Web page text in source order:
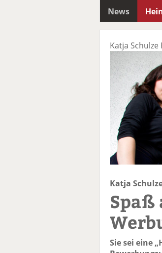
News
Katja
Katja
Sie sei eine